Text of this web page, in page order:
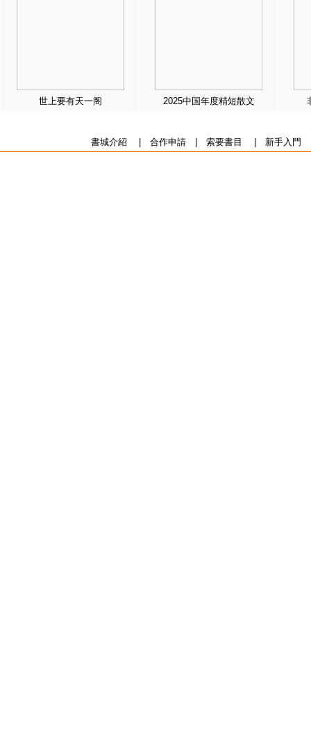
世上要有天一阁 2025中国年度精短散文
書城介紹 合作申請| 索要書目 新手入門